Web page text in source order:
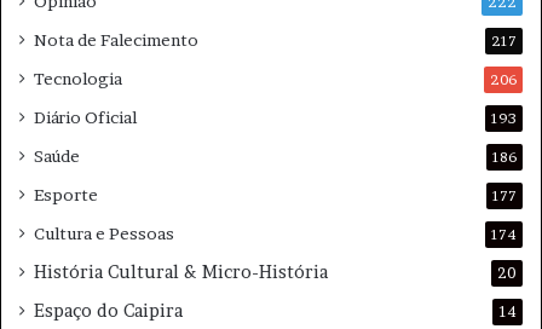
Nota de Falecimento 217
Tecnologia 206
Diário Oficial 193
Saúde 186
Esporte 177
Cultura e Pessoas 174
História Cultural & Micro-História 20
Espaço do Caipira 14